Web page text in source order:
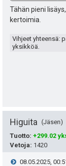
d
Tähän pieni
kertoimia.
Vihjeet yhteensä:
yksikköä.
Higuita
Jäsen
Tuotto: +299.02
Vetoja: 1420
V08.05.2025,